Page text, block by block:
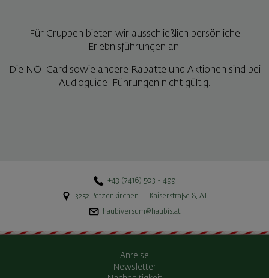
Für Gruppen bieten wir ausschließlich persönliche
Erlebnisführungen an.
Die NÖ-Card sowie andere Rabatte und Aktionen sind bei
Audioguide-Führungen nicht gültig.
+43 (7416) 503 - 499
3252 Petzenkirchen - Kaiserstraße 8,AT
haubiversum@haubis.at
Anreise
Newsletter